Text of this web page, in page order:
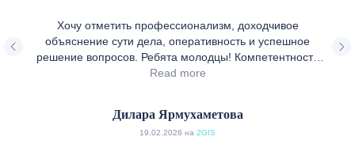
Хочу отметить профессионализм, доходчивое
объяснение сути дела, оперативность и успешное
решение вопросов. Ребята молодцы! Компетентность
Евгения Васильева привела к снятию «головной боли» в
Read more
Дилара Ярмухаметова
19.02.2026 на 2GIS